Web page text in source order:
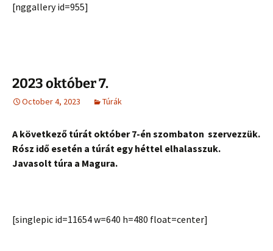
[nggallery id=955]
2023 október 7.
October 4, 2023 Túrák
A következő túrát október 7-én szombaton szervezzük.
Rósz idő esetén a túrát egy héttel elhalasszuk.
Javasolt túra a Magura.
[singlepic id=11654 w=640 h=480 float=center]